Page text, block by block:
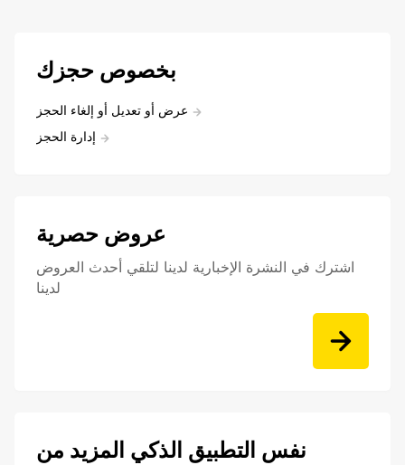
بخصوص حجزك
عرض أو تعديل أو إلغاء الحجز
إدارة الحجز
عروض حصرية
اشترك في النشرة الإخبارية لدينا لتلقي أحدث العروض
لدينا
نفس التطبيق الذكي المزيد من